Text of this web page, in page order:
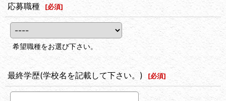
応募職種 [必須]
希望職種をお選び下さい。
最終学歴(学校名を記載して下さい。) [必須]